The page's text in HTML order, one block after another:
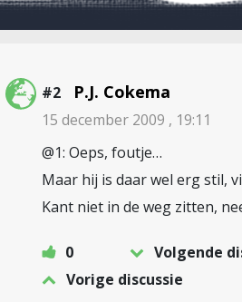
#2 P.J. Cokema
15 december 2009 , 19:11
@1: Oeps, foutje…
Maar hij is daar wel erg stil,
Kant niet in de weg zitten,
0
Volgende
Vorige discussie